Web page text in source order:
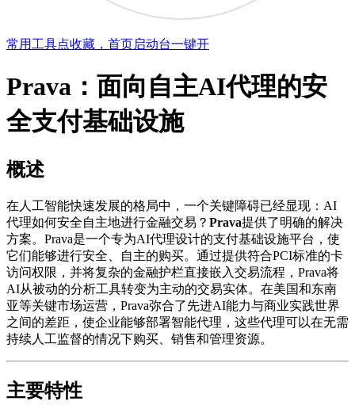
常用工具点收藏，首页启动台一键开
Prava：面向自主AI代理的安
全支付基础设施
概述
在人工智能快速发展的格局中，一个关键障碍已经显现：AI
代理如何安全自主地进行金融交易？ Prava提供了明确的解决
方案。Prava是一个专为AI代理设计的支付基础设施平台，使
它们能够进行安全、自主的购买。通过提供符合PCI标准的卡
访问权限，并将复杂的金融护栏直接嵌入交易流程，Prava将
AI从被动的分析工具转变为主动的交易实体。在美国和东南
亚等关键市场运营，Prava弥合了先进AI能力与商业实践世界
之间的差距，使企业能够部署智能代理，这些代理可以在无需
持续人工监督的情况下购买、销售和管理资源。
主要特性